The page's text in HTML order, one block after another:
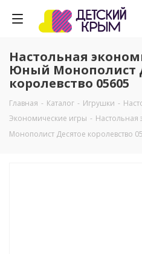
Настольная
Юный Монополист
королевство 05605
Главная - Каталог - Игрушки -
Экономические игры -
Монополист Десятое королевство